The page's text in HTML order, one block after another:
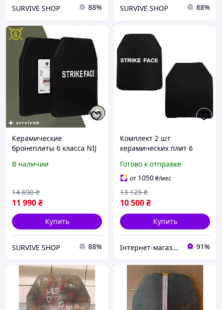
SURVIVE SHOP 88% SURVIVE SHOP 88%
Керамические
бронеплиты 6 класса NIJ
Максимальная защита,
В наличии
11 990₴
14 890 ₴
Купить
SURVIVE SHOP 88%
Комплект 2 шт
керамических плит 6
Ceramics Керамика для
ремонта и отделки
Готово к отправке
от 1050₴/мес
10 500₴
13 125 ₴
Купить
Інтернет-магазин Mike Shop of Home 91%